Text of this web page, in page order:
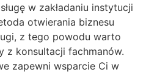
w zakładaniu instytucji
otwierania biznesu
z tego powodu warto
z konsultacji fachmanów.
zapewni wsparcie Ci w